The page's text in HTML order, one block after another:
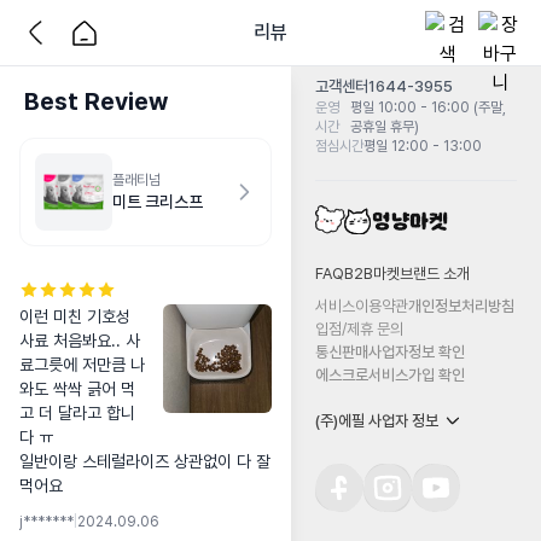
리뷰
Best Review
플래티넘
미트 크리스프
이런 미친 기호성
사료 처음봐요.. 사
료그릇에 저만큼 나
와도 싹싹 긁어 먹
고 더 달라고 합니
다 ㅠ
일반이랑 스테럴라이즈 상관없이 다 잘
먹어요
j******* 2024.09.06
고객센터1644-3955
운영
시간
평일 10:00 - 16:00 (주말,
공휴일 휴무)
점심시간평일 12:00 - 13:00
FAQB2B마켓 브랜드 소개
서비스이용약관개인정보처리방침
입점/제휴 문의
통신판매사업자정보 확인
에스크로서비스가입 확인
(주)에필 사업자 정보